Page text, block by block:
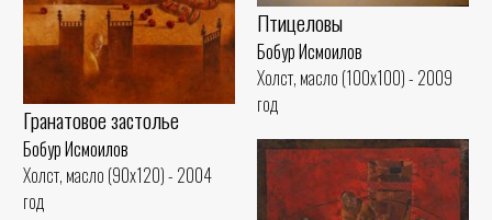
Птицеловы
Бобур Исмоилов
Холст, масло (100x100) - 2009
год
Гранатовое застолье
Бобур Исмоилов
Холст, масло (90x120) - 2004
год